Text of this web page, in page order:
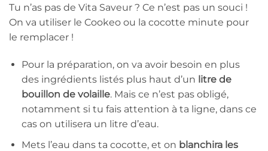
Tu n’as pas de Vita Saveur ? Ce n’est pas un souci !
On va utiliser le Cookeo ou la cocotte minute pour
le remplacer !
Pour la préparation, on va avoir besoin en plus
des ingrédients listés plus haut d’un litre de
bouillon de volaille. Mais ce n’est pas obligé,
notamment si tu fais attention à ta ligne, dans ce
cas on utilisera un litre d’eau.
Mets l’eau dans ta cocotte, et on blanchira les